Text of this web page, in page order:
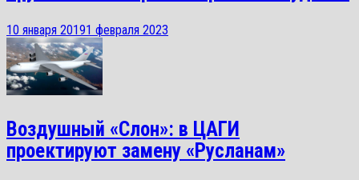
10 января 20191 февраля 2023
Воздушный «Слон»: в ЦАГИ
проектируют замену «Русланам»